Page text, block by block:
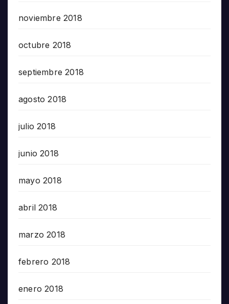
noviembre 2018
octubre 2018
septiembre 2018
agosto 2018
julio 2018
junio 2018
mayo 2018
abril 2018
marzo 2018
febrero 2018
enero 2018